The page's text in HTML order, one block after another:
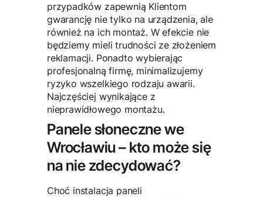
przypadków zapewnią Klientom
gwarancję nie tylko na urządzenia, ale
również na ich montaż. W efekcie nie
będziemy mieli trudności ze złożeniem
reklamacji. Ponadto wybierając
profesjonalną firmę, minimalizujemy
ryzyko wszelkiego rodzaju awarii.
Najczęściej wynikające z
nieprawidłowego montażu.
Panele słoneczne we
Wrocławiu – kto może się
na nie zdecydować?
Choć instalacja paneli